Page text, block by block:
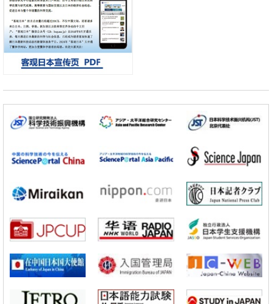
经济・社会
【AI法下篇】如何应对AI的不可控性——中央大学平野晋教授专访
科学研究
日本学术会议：为保持土壤健康应采取哪些措施？探讨土壤保护与强化的
经济・社会
【AI法上篇】如何对“将人生交给AI”保持危机感——中央大学平野晋教授
科学研究
庆应义塾大学阐明脑内“游击手”小胶质细胞包裹保护受损神经细胞的机
科学研究
【JST事业成果】开发将激光加工速度提高100万倍的新技术
经济・社会
【AI法下篇】如何应对AI的不可控性——中央大学平野晋教授专访
日本学术会议：为保持土壤健康应采取哪些措施？探讨土壤保护与强化的
具体对策
大阪大学开发基于水氢键网络的温度预测新方法，AI从分子排列信息中高